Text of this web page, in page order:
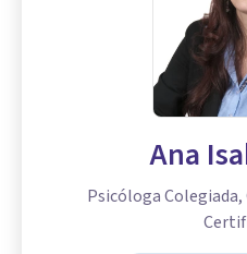
Ana
Psicóloga